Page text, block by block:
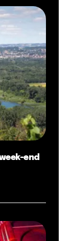
end